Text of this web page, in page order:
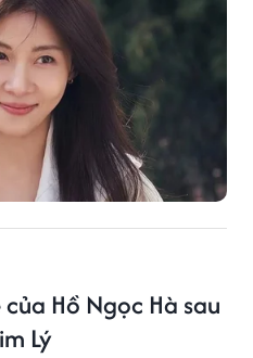
Hồ Ngọc Hà sau
Lý